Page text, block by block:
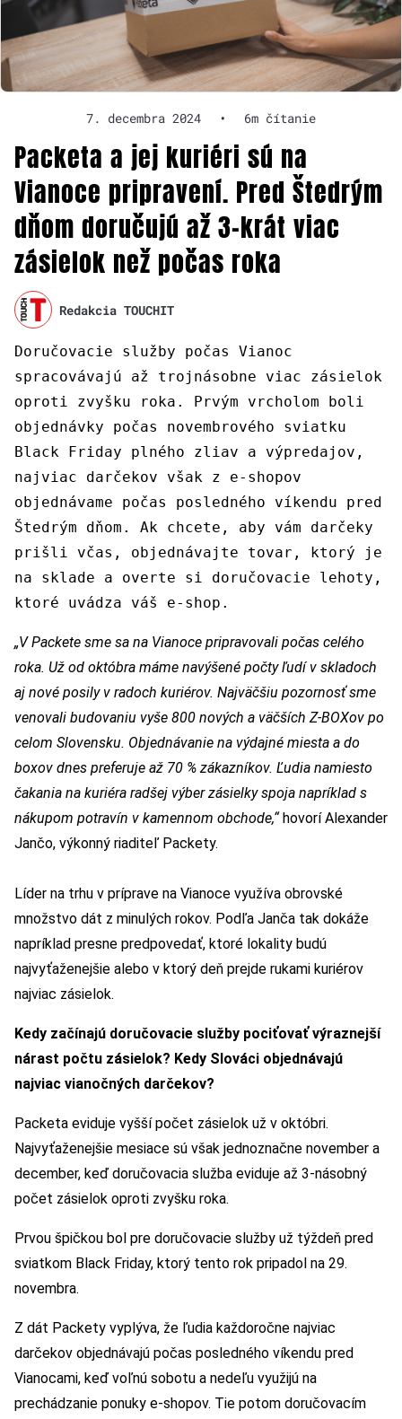
7. decembra 2024 • 6m čítanie
Packeta a jej kuriéri sú na
Vianoce pripravení. Pred Štedrým
dňom doručujú až 3-krát viac
zásielok než počas roka
Redakcia TOUCHIT
Doručovacie služby počas Vianoc
spracovávajú až trojnásobne viac zásielok
oproti zvyšku roka. Prvým vrcholom boli
objednávky počas novembrového sviatku
Black Friday plného zliav a výpredajov,
najviac darčekov však z e-shopov
objednávame počas posledného víkendu pred
Štedrým dňom. Ak chcete, aby vám darčeky
prišli včas, objednávajte tovar, ktorý je
na sklade a overte si doručovacie lehoty,
ktoré uvádza váš e-shop.
„V Packete sme sa na Vianoce pripravovali počas celého
roka. Už od októbra máme navýšené počty ľudí v skladoch
aj nové posily v radoch kuriérov. Najväčšiu pozornosť sme
venovali budovaniu vyše 800 nových a väčších Z-BOXov po
celom Slovensku. Objednávanie na výdajné miesta a do
boxov dnes preferuje až 70 % zákazníkov. Ľudia namiesto
čakania na kuriéra radšej výber zásielky spoja napríklad s
nákupom potravín v kamennom obchode,“ hovorí Alexander
Jančo, výkonný riaditeľ Packety.
Líder na trhu v príprave na Vianoce využíva obrovské
množstvo dát z minulých rokov. Podľa Janča tak dokáže
napríklad presne predpovedať, ktoré lokality budú
najvyťaženejšie alebo v ktorý deň prejde rukami kuriérov
najviac zásielok.
Kedy začínajú doručovacie služby pociťovať výraznejší
nárast počtu zásielok? Kedy Slováci objednávajú
najviac vianočných darčekov?
Packeta eviduje vyšší počet zásielok už v októbri.
Najvyťaženejšie mesiace sú však jednoznačne november a
december, keď doručovacia služba eviduje až 3-násobný
počet zásielok oproti zvyšku roka.
Prvou špičkou bol pre doručovacie služby už týždeň pred
sviatkom Black Friday, ktorý tento rok pripadol na 29.
novembra.
Z dát Packety vyplýva, že ľudia každoročne najviac
darčekov objednávajú počas posledného víkendu pred
Vianocami, keď voľnú sobotu a nedeľu využijú na
prechádzanie ponuky e-shopov. Tie potom doručovacím